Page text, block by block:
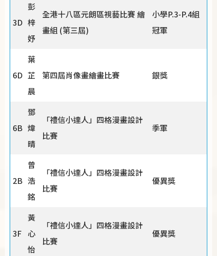
3D
彭
梓
妤
全港十八區元朗區視藝比賽 繪
畫組 (第三屆)
小學P.3-P.4組
冠軍
6D
葉
芷
晨
第四屆肖像畫繪畫比賽 銀獎
6B
鄧
煒
晴
「禮信小達人」四格漫畫設計
比賽
季軍
2B
曾
浩
銘
「禮信小達人」四格漫畫設計
比賽
優異獎
3F
黃
心
怡
「禮信小達人」四格漫畫設計
比賽
優異獎